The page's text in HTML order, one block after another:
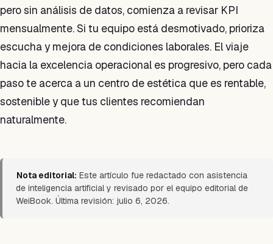
pero sin análisis de datos, comienza a revisar KPI
mensualmente. Si tu equipo está desmotivado, prioriza
escucha y mejora de condiciones laborales. El viaje
hacia la excelencia operacional es progresivo, pero cada
paso te acerca a un centro de estética que es rentable,
sostenible y que tus clientes recomiendan
naturalmente.
Nota editorial: Este artículo fue redactado con asistencia
de inteligencia artificial y revisado por el equipo editorial de
WeiBook. Última revisión: julio 6, 2026.